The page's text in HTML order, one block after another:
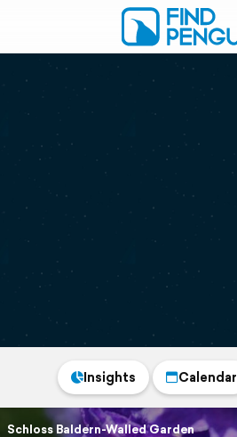
Insights Calendar
Schloss Baldern-Walled Garden